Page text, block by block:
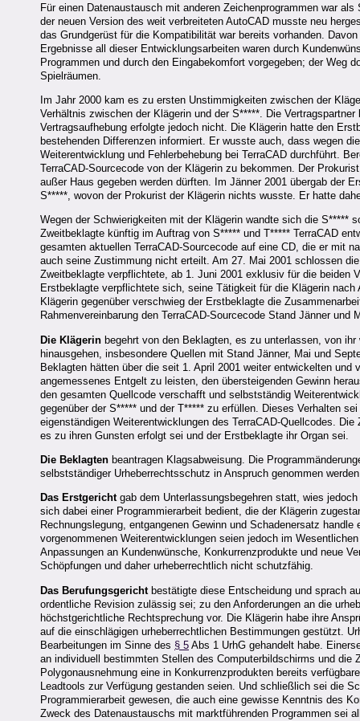
Für einen Datenaustausch mit anderen Zeichenprogrammen war
der neuen Version des weit verbreiteten AutoCAD musste neu
das Grundgerüst für die Kompatibilität war bereits vorhanden.
Ergebnisse all dieser Entwicklungsarbeiten waren durch
Programmen und durch den Eingabekomfort vorgegeben; der Weg
Spielräumen.
Im Jahr 2000 kam es zu ersten Unstimmigkeiten zwischen der
Verhältnis zwischen der Klägerin und der S*****. Die
Vertragsaufhebung erfolgte jedoch nicht. Die Klägerin hatte den
bestehenden Differenzen informiert. Er wusste auch, dass wegen
Weiterentwicklung und Fehlerbehebung bei TerraCAD durchführt.
TerraCAD-Sourcecode von der Klägerin zu bekommen. Der
außer Haus gegeben werden dürften. Im Jänner 2001 übergab der
S*****, wovon der Prokurist der Klägerin nichts wusste. Er hatte
Wegen der Schwierigkeiten mit der Klägerin wandte sich die S*****
Zweitbeklagte künftig im Auftrag von S***** und T***** TerraCAD
gesamten aktuellen TerraCAD-Sourcecode auf eine CD, die er mit
auch seine Zustimmung nicht erteilt. Am 27. Mai 2001 schlossen
Zweitbeklagte verpflichtete, ab 1. Juni 2001 exklusiv für die beiden
Erstbeklagte verpflichtete sich, seine Tätigkeit für die Klägerin
Klägerin gegenüber verschwieg der Erstbeklagte die
Rahmenvereinbarung den TerraCAD-Sourcecode Stand Jänner und
Die Klägerin begehrt von den Beklagten, es zu unterlassen, von
hinausgehen, insbesondere Quellen mit Stand Jänner, Mai und
Beklagten hätten über die seit 1. April 2001 weiter entwickelten
angemessenes Entgelt zu leisten, den übersteigenden Gewinn
den gesamten Quellcode verschafft und selbstständig
gegenüber der S***** und der T***** zu erfüllen. Dieses Verhalten
eigenständigen Weiterentwicklungen des TerraCAD-Quellcodes.
es zu ihren Gunsten erfolgt sei und der Erstbeklagte ihr Organ sei.
Die Beklagten beantragen Klagsabweisung. Die
selbstständiger Urheberrechtsschutz in Anspruch genommen
Das Erstgerichtgab dem Unterlassungsbegehren statt, wies
sich dabei einer Programmierarbeit bedient, die der Klägerin
Rechnungslegung, entgangenen Gewinn und Schadenersatz
vorgenommenen Weiterentwicklungen seien jedoch im
Anpassungen an Kundenwünsche, Konkurrenzprodukte und neue
Schöpfungen und daher urheberrechtlich nicht schutzfähig.
Das Berufungsgericht bestätigte diese Entscheidung und sprach
ordentliche Revision zulässig sei; zu den Anforderungen an die
höchstgerichtliche Rechtsprechung vor. Die Klägerin habe ihre
auf die einschlägigen urheberrechtlichen Bestimmungen gestützt.
Bearbeitungen im Sinne des § 5 Abs 1 UrhG gehandelt habe.
an individuell bestimmten Stellen des Computerbildschirms und die
Polygonausnehmung eine in Konkurrenzprodukten bereits
Leadtools zur Verfügung gestanden seien. Und schließlich sei die
Programmierarbeit gewesen, die auch eine gewisse Kenntnis des
Zweck des Datenaustauschs mit marktführenden Programmen sei